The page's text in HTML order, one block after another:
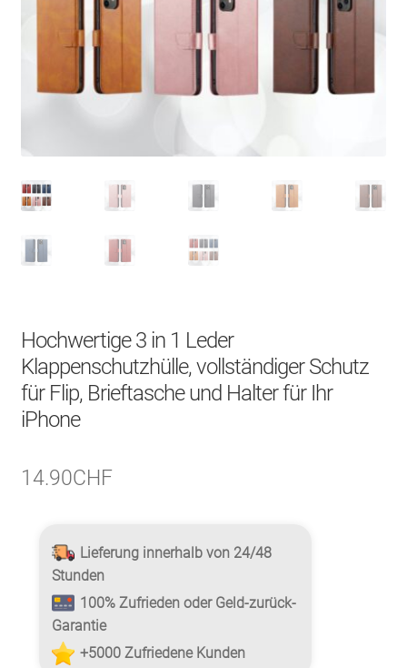
Über uns
Kontakt
Search Button
Hochwertige 3 in 1 Leder
Klappenschutzhülle, vollständiger Schutz
für Flip, Brieftasche und Halter für Ihr
iPhone
14.90CHF
Lieferung innerhalb von 24/48
Stunden
100% Zufrieden oder Geld-zurück-
Garantie
+5000 Zufriedene Kunden